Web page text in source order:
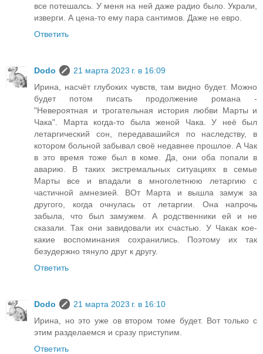
все потешалсь. У меня на ней даже радио было. Украли,
изверги. А цена-то ему пара сантимов. Даже не евро.
Ответить
Dodo
21 марта 2023 г. в 16:09
Ирина, насчёт глубоких чувств, там видно будет. Можно
будет потом писать продолжение романа -
"Невероятная и трогательная история любви Марты и
Чака". Марта когда-то была женой Чака. У неё был
летаргический сон, передавашийся по наследству, в
котором больной забывал своё недавнее прошлое. А Чак
в это время тоже был в коме. Да, они оба попали в
аварию. В таких экстремальных ситуациях в семье
Марты все и впадали в многолетнюю летаргию с
частичной амнезией. ВОт Марта и вышла замуж за
другого, когда очнулась от летаргии. Она напрочь
забыла, что был замужем. А родственники ей и не
сказали. Так они завидовали их счастью. У Чакак кое-
какие воспоминания сохранились. Поэтому их так
безудержно тянуло друг к другу.
Ответить
Dodo
21 марта 2023 г. в 16:10
Ирина, но это уже ов втором томе будет. Вот только с
этим разделаемся и сразу приступим.
Ответить